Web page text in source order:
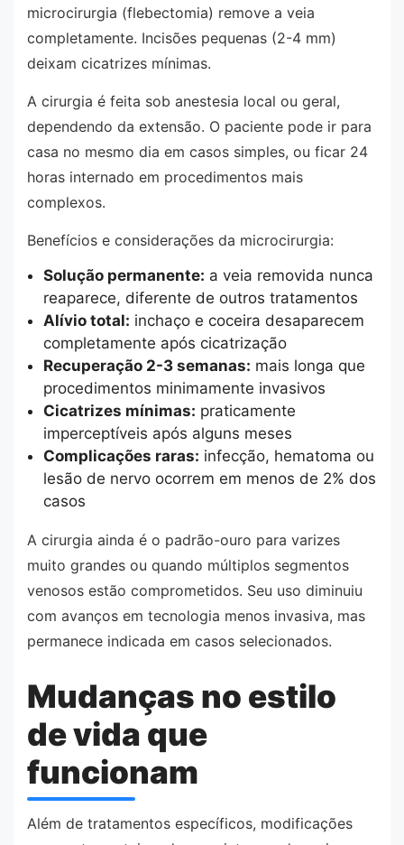
microcirurgia (flebectomia) remove a veia
completamente. Incisões pequenas (2-4 mm)
deixam cicatrizes mínimas.
A cirurgia é feita sob anestesia local ou geral,
dependendo da extensão. O paciente pode ir para
casa no mesmo dia em casos simples, ou ficar 24
horas internado em procedimentos mais
complexos.
Benefícios e considerações da microcirurgia:
Solução permanente: a veia removida nunca
reaparece, diferente de outros tratamentos
Alívio total: inchaço e coceira desaparecem
completamente após cicatrização
Recuperação 2-3 semanas: mais longa que
procedimentos minimamente invasivos
Cicatrizes mínimas: praticamente
imperceptíveis após alguns meses
Complicações raras: infecção, hematoma ou
lesão de nervo ocorrem em menos de 2% dos
casos
A cirurgia ainda é o padrão-ouro para varizes
muito grandes ou quando múltiplos segmentos
venosos estão comprometidos. Seu uso diminuiu
com avanços em tecnologia menos invasiva, mas
permanece indicada em casos selecionados.
Mudanças no estilo
de vida que
funcionam
Além de tratamentos específicos, modificações